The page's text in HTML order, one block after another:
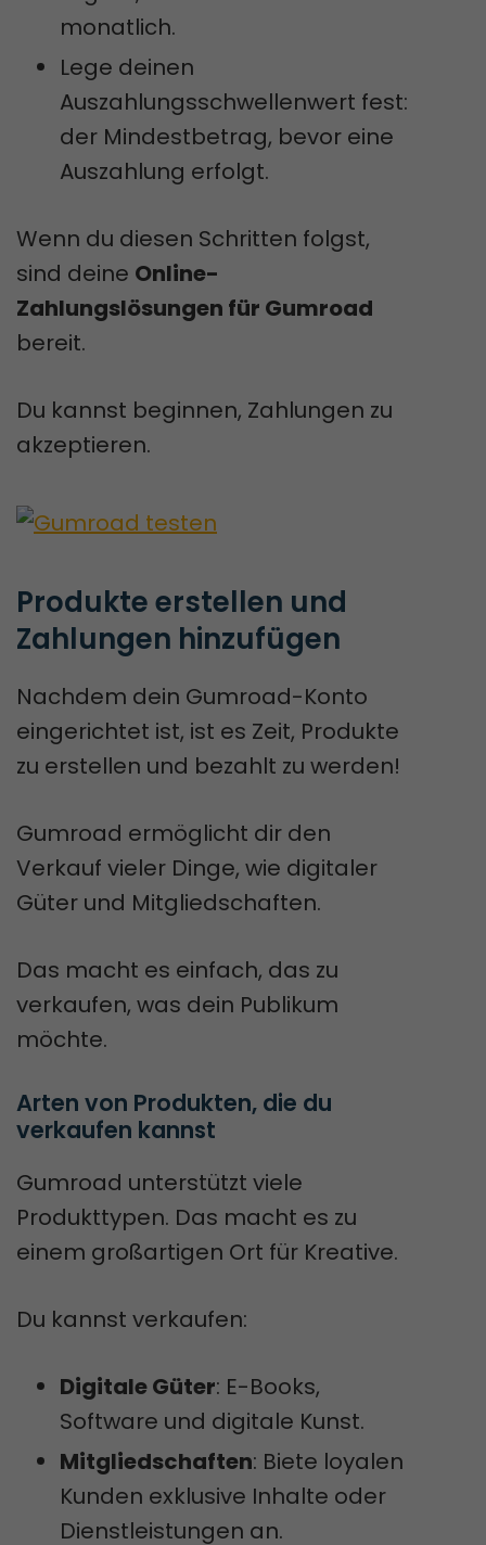
monatlich.
Lege deinen
Auszahlungsschwellenwert fest:
der Mindestbetrag, bevor eine
Auszahlung erfolgt.
Wenn du diesen Schritten folgst,
sind deine Online-
Zahlungslösungen für Gumroad
bereit.
Du kannst beginnen, Zahlungen zu
akzeptieren.
Produkte erstellen und
Zahlungen hinzufügen
Nachdem dein Gumroad-Konto
eingerichtet ist, ist es Zeit, Produkte
zu erstellen und bezahlt zu werden!
Gumroad ermöglicht dir den
Verkauf vieler Dinge, wie digitaler
Güter und Mitgliedschaften.
Das macht es einfach, das zu
verkaufen, was dein Publikum
möchte.
Arten von Produkten, die du
verkaufen kannst
Gumroad unterstützt viele
Produkttypen. Das macht es zu
einem großartigen Ort für Kreative.
Du kannst verkaufen:
Digitale Güter: E-Books,
Software und digitale Kunst.
Mitgliedschaften: Biete loyalen
Kunden exklusive Inhalte oder
Dienstleistungen an.